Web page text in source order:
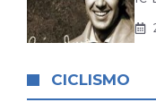
CICLISMO